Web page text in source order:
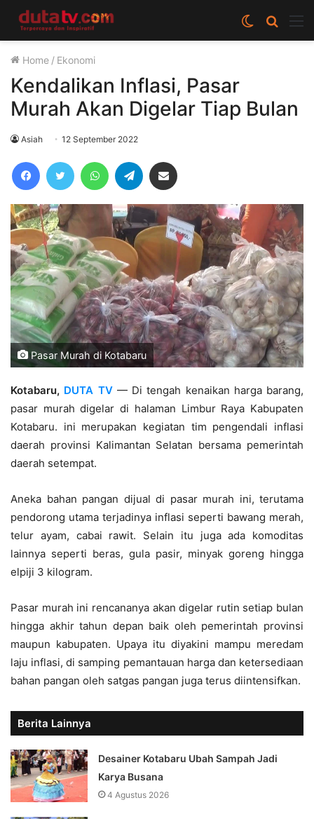
Cari
berita
Switch
skin
Home / Ekonomi
Kendalikan Inflasi, Pasar
Murah Akan Digelar Tiap Bulan
Asiah 12 September 2022
FacebookTwitter WhatsAppTelegram
Pasar Murah di Kotabaru
Kotabaru, DUTA TV— Di tengah kenaikan harga barang,
pasar murah digelar di halaman Limbur Raya Kabupaten
Kotabaru. ini merupakan kegiatan tim pengendali inflasi
daerah provinsi Kalimantan Selatan bersama pemerintah
daerah setempat.
Aneka bahan pangan dijual di pasar murah ini, terutama
pendorong utama terjadinya inflasi seperti bawang merah,
telur ayam, cabai rawit. Selain itu juga ada komoditas
lainnya seperti beras, gula pasir, minyak goreng hingga
elpiji 3 kilogram.
Pasar murah ini rencananya akan digelar rutin setiap bulan
hingga akhir tahun depan baik oleh pemerintah provinsi
maupun kabupaten. Upaya itu diyakini mampu meredam
laju inflasi, di samping pemantauan harga dan ketersediaan
bahan pangan oleh satgas pangan juga terus diintensifkan.
Berita Lainnya
Desainer Kotabaru Ubah Sampah Jadi
Karya Busana
4 Agustus 2026